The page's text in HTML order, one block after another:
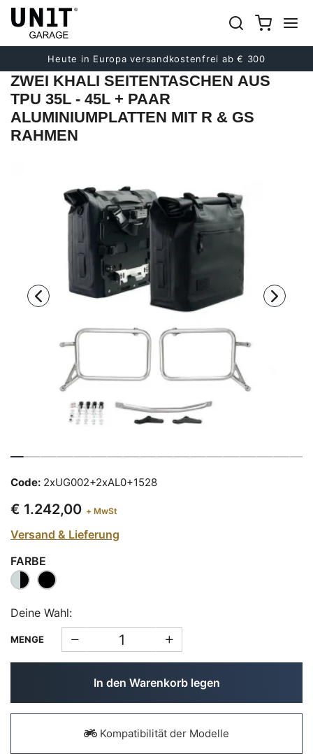
Heute in Europa versandkostenfrei ab € 300
früher
Nächster
ZWEI KHALI SEITENTASCHEN AUS
TPU 35L - 45L + PAAR
ALUMINIUMPLATTEN MIT R & GS
RAHMEN
Code: 2xUG002+2xAL0+1528
€ 1.242,00 + MwSt
Versand & Lieferung
FARBE
Deine Wahl:
MENGE
In den Warenkorb legen
Kompatibilität der Modelle